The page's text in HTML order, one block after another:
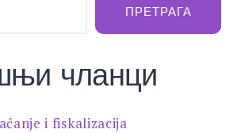
ПРЕТРАГА
чланци
i fiskalizacija